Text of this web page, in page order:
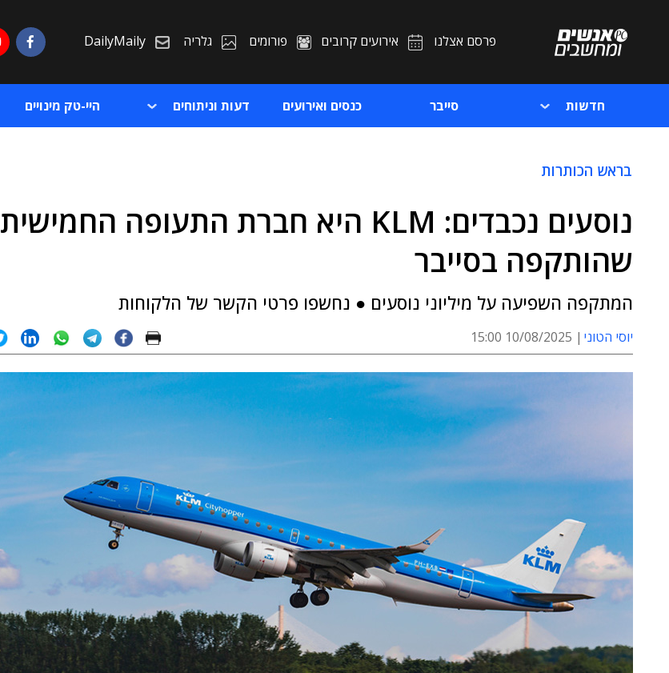
פרסם אצלנו אירועים קרובים פורומים גלריה DailyMaily
חדשות סייבר כנסים ואירועים דעות וניתוחים היי-טק מינויים
בראש הכותרות
נוסעים נכבדים: KLM היא חברת התעופה החמישית
שהותקפה בסייבר
המתקפה השפיעה על מיליוני נוסעים ● נחשפו פרטי הקשר של הלקוחות
יוסי הטוני 10/08/2025 15:00